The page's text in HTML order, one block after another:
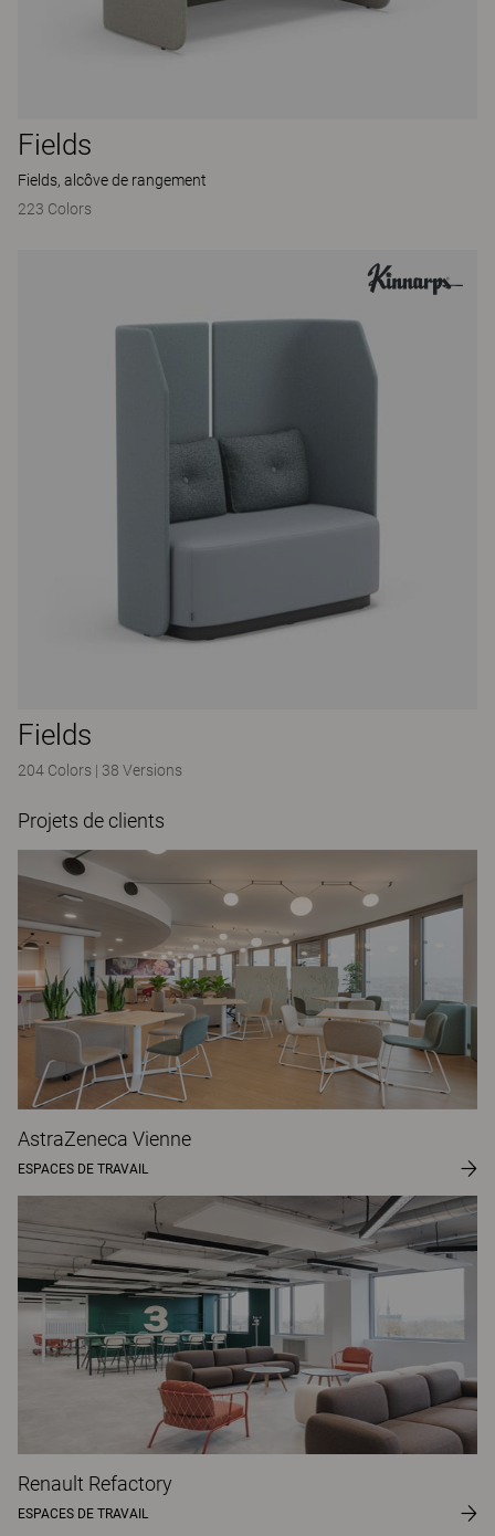
Fields
Fields, alcôve de rangement
223 Colors
Fields
204 Colors | 38 Versions
Projets de clients
AstraZeneca Vienne
ESPACES DE TRAVAIL
Renault Refactory
ESPACES DE TRAVAIL